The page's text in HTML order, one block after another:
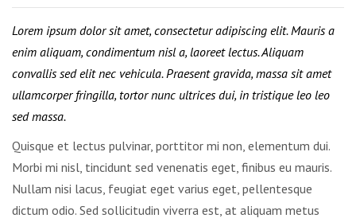
Lorem ipsum dolor sit amet, consectetur adipiscing elit. Mauris a
enim aliquam, condimentum nisl a, laoreet lectus. Aliquam
convallis sed elit nec vehicula. Praesent gravida, massa sit amet
ullamcorper fringilla, tortor nunc ultrices dui, in tristique leo leo
sed massa.
Quisque et lectus pulvinar, porttitor mi non, elementum dui.
Morbi mi nisl, tincidunt sed venenatis eget, finibus eu mauris.
Nullam nisi lacus, feugiat eget varius eget, pellentesque
dictum odio. Sed sollicitudin viverra est, at aliquam metus